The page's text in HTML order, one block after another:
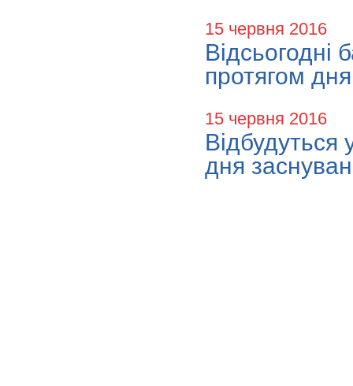
15 червня 2016
Відсьогодні
протягом дня
15 червня 2016
Відбудуться
дня